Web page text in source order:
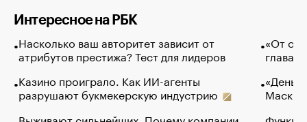
Интересное на РБК
Насколько ваш авторитет зависит от
атрибутов престижа? Тест для лидеров
Казино проиграло. Как ИИ-агенты
разрушают букмекерскую индустрию
«От
глава
Маск в